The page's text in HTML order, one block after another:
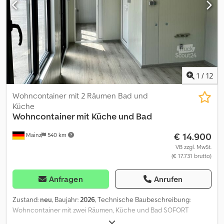
1 / 12
Mainz 540 km
Wohncontainer mit 2 Räumen Bad und
Küche
Wohncontainer mit Küche und Bad
€ 14.900
VB zzgl. MwSt.
(€ 17.731 brutto)
Anfragen Anrufen
Zustand: neu, Baujahr:2026, Technische Baubeschreibung:
Wohncontainer mit zwei Räumen, Küche und Bad SOFORT
VERFÜGBAR Außenmaß: L/B: 800 x 240 cm; Außenhöhe: